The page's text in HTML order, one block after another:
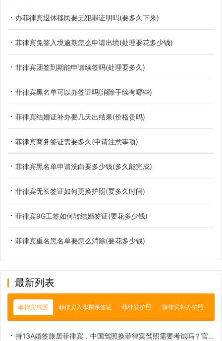
办菲律宾退休移民要无犯罪证明吗(要多久下来)
菲律宾免签入境逾期怎么申请出境(处理要花多少钱)
菲律宾团签到期能申请续签吗(处理要多久)
菲律宾黑名单可以办签证吗(消除手续有哪些)
菲律宾结婚证补办要几天出结果(价格贵吗)
菲律宾商务签证需要多久(申请注意事项)
菲律宾黑名单申请洗白要多少钱(多久能完成)
菲律宾无长签证如何更换护照(要多久时间)
菲律宾9G工签如何转结婚签证(要花多少钱)
菲律宾重名黑名单要怎么消除(要花多少钱)
最新列表
菲律宾驾照 菲律宾入华探亲签证 菲律宾护照 菲律宾补办护照
持13A婚签旅居菲律宾，中国驾照换菲律宾驾照需要考试吗？官方权威解读